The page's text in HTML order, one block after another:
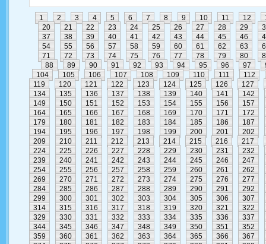
1 2 3 4 5 6 7 8 9 10 11 12
20
21 22 23 24 25 26 27 28 29
37
38 39 40 41 42 43 44 45 46
54
55 56 57 58 59 60 61 62 63
71
72 73 74 75 76 77 78 79 80
88
89 90 91 92 93 94 95 96 97
104
105 106 107 108 109 110 111
112
119
120 121 122 123 124 125 126
127
134
135 136 137 138 139 140 141
142
149
150 151 152 153 154 155 156
157
164
165 166 167 168 169 170 171
172
179
180 181 182 183 184 185 186
187
194
195 196 197 198 199 200 201
202
209
210 211 212 213 214 215 216
217
224
225 226 227 228 229 230 231
232
239
240 241 242 243 244 245 246
247
254
255 256 257 258 259 260 261
262
269
270 271 272 273 274 275 276
277
284
285 286 287 288 289 290 291
292
299
300 301 302 303 304 305 306
307
314
315 316 317 318 319 320 321
322
329
330 331 332 333 334 335 336
337
344
345 346 347 348 349 350 351
352
359
360 361 362 363 364 365 366
367